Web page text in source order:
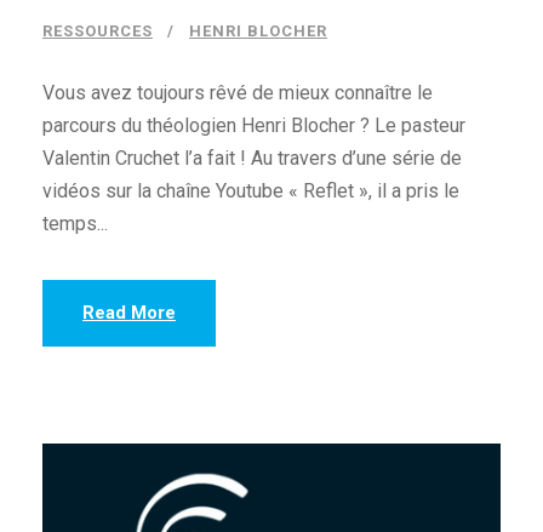
RESSOURCES HENRI BLOCHER
Vous avez toujours rêvé de mieux connaître le
parcours du théologien Henri Blocher ? Le pasteur
Valentin Cruchet l’a fait ! Au travers d’une série de
vidéos sur la chaîne Youtube « Reflet », il a pris le
temps...
Read More